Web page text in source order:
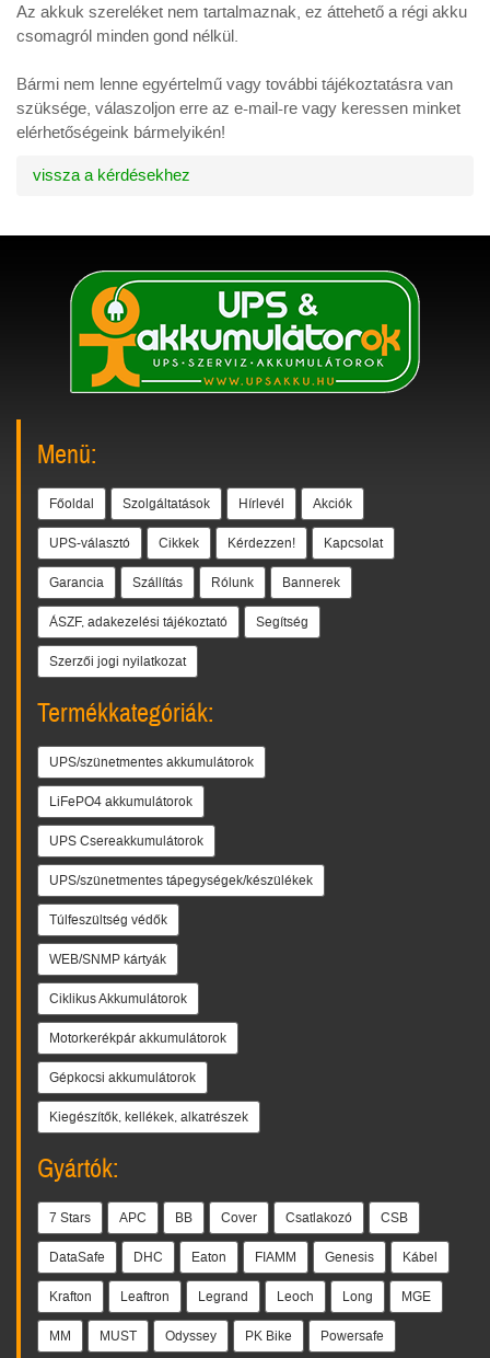
Az akkuk szereléket nem tartalmaznak, ez áttehető a régi akku
csomagról minden gond nélkül.
Bármi nem lenne egyértelmű vagy további tájékoztatásra van
szüksége, válaszoljon erre az e-mail-re vagy keressen minket
elérhetőségeink bármelyikén!
vissza a kérdésekhez
Menü:
Főoldal Szolgáltatások Hírlevél Akciók
UPS-választó Cikkek Kérdezzen! Kapcsolat
Garancia Szállítás Rólunk Bannerek
ÁSZF, adakezelési tájékoztató Segítség
Szerzői jogi nyilatkozat
Termékkategóriák:
UPS/szünetmentes akkumulátorok
LiFePO4 akkumulátorok
UPS Csereakkumulátorok
UPS/szünetmentes tápegységek/készülékek
Túlfeszültség védők
WEB/SNMP kártyák
Ciklikus Akkumulátorok
Motorkerékpár akkumulátorok
Gépkocsi akkumulátorok
Kiegészítők, kellékek, alkatrészek
Gyártók:
7 Stars APC BB Cover Csatlakozó CSB
DataSafe DHC Eaton FIAMM Genesis Kábel
Krafton Leaftron Legrand Leoch Long MGE
MM MUST Odyssey PK Bike Powersafe